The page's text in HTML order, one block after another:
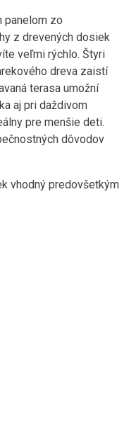
panelom zo
z drevených dosiek
veľmi rýchlo. Štyri
dreva zaistí
terasa umožní
aj pri daždivom
pre menšie deti.
dôvodov
vhodný predovšetkým